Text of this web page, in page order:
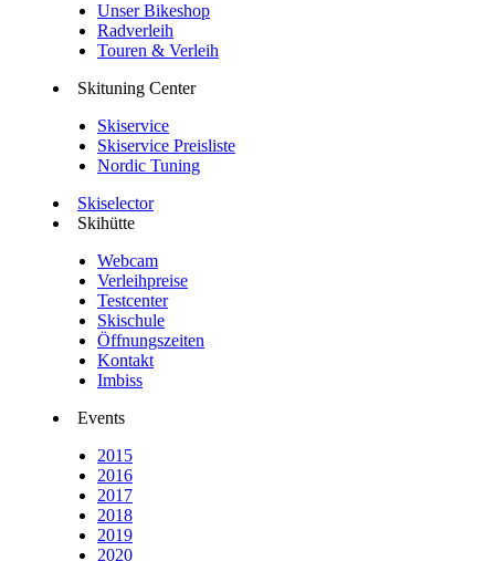
Unser Bikeshop
Radverleih
Touren & Verleih
Skituning Center
Skiservice
Skiservice Preisliste
Nordic Tuning
Skiselector
Skihütte
Webcam
Verleihpreise
Testcenter
Skischule
Öffnungszeiten
Kontakt
Imbiss
Events
2015
2016
2017
2018
2019
2020